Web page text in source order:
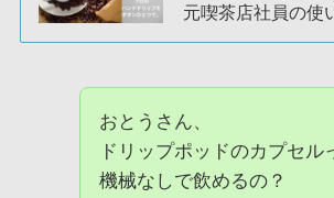
元喫茶店社員の使
おとうさん、
ドリップポッドのカプセル
機械なしで飲めるの？